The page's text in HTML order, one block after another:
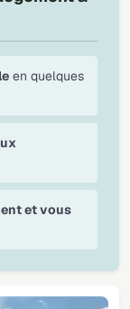
en quelques
et vous